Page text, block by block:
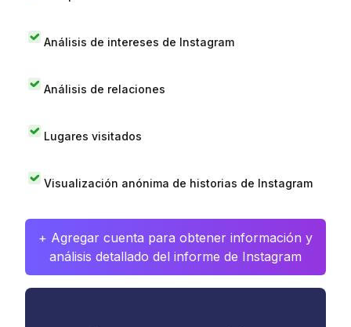
Análisis de intereses de Instagram
Análisis de relaciones
Lugares visitados
Visualización anónima de historias de Instagram
+ Agregar cuenta para obtener información y
análisis detallado del informe de Instagram